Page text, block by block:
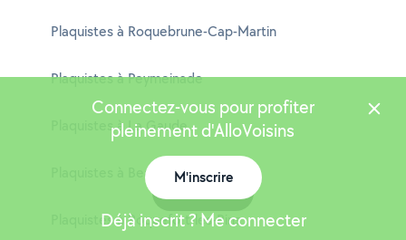
Plaquistes à Roquebrune-Cap-Martin
Plaquistes à Peymeinade
Plaquistes à La Gaude
Plaquistes à Beausoleil
Plaquistes à Roquefort-les-Pins
Connectez-vous pour profiter
pleinement d'AlloVoisins
M'inscrire
Déjà inscrit ? Me connecter